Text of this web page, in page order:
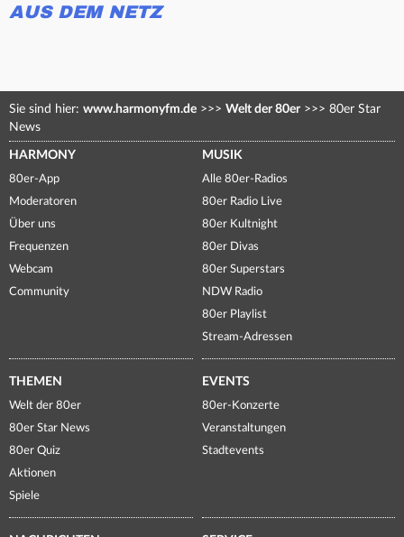
AUS DEM NETZ
Sie sind hier: www.harmonyfm.de >>> Welt der 80er >>> 80er Star
News
HARMONY
80er-App
Moderatoren
Über uns
Frequenzen
Webcam
Community
MUSIK
Alle 80er-Radios
80er Radio Live
80er Kultnight
80er Divas
80er Superstars
NDW Radio
80er Playlist
Stream-Adressen
THEMEN
Welt der 80er
80er Star News
80er Quiz
Aktionen
Spiele
EVENTS
80er-Konzerte
Veranstaltungen
Stadtevents